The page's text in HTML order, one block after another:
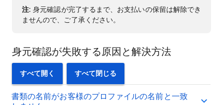
注: 身元確認が完了するまで、お支払いの保留は解除でき
ませんので、ご了承ください。
身元確認が失敗する原因と解決方法
すべて開く すべて閉じる
書類の名前がお客様のプロファイルの名前と一致